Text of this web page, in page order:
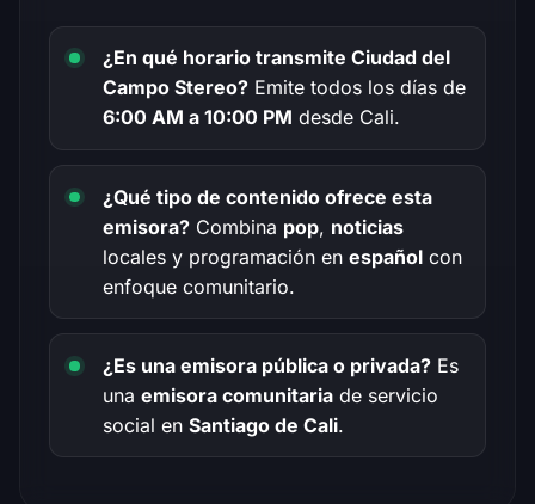
¿En qué horario transmite Ciudad del
Campo Stereo? Emite todos los días de
6:00 AM a 10:00 PM desde Cali.
¿Qué tipo de contenido ofrece esta
emisora? Combina pop, noticias
locales y programación en español con
enfoque comunitario.
¿Es una emisora pública o privada? Es
una emisora comunitaria de servicio
social en Santiago de Cali.